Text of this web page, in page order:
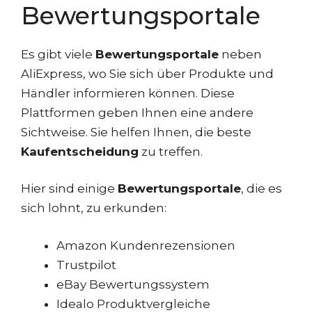
Bewertungsportale
Es gibt viele Bewertungsportale neben
AliExpress, wo Sie sich über Produkte und
Händler informieren können. Diese
Plattformen geben Ihnen eine andere
Sichtweise. Sie helfen Ihnen, die beste
Kaufentscheidung zu treffen.
Hier sind einige Bewertungsportale, die es
sich lohnt, zu erkunden:
Amazon Kundenrezensionen
Trustpilot
eBay Bewertungssystem
Idealo Produktvergleiche